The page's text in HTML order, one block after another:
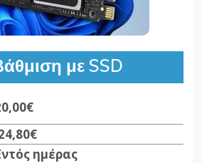
με SSD
ημέρας